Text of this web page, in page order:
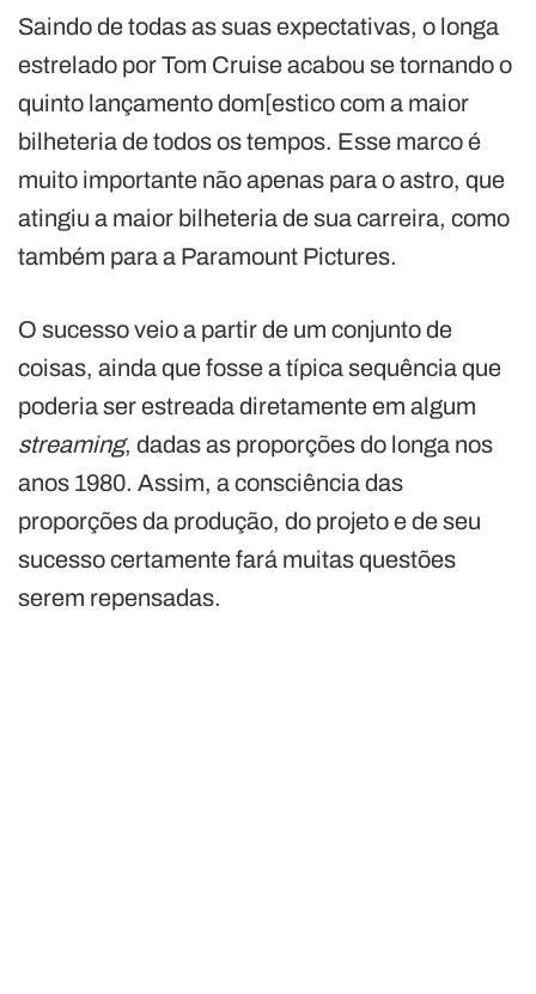
Saindo de todas as suas expectativas, o longa
estrelado por Tom Cruise acabou se tornando o
quinto lançamento dom[estico com a maior
bilheteria de todos os tempos. Esse marco é
muito importante não apenas para o astro, que
atingiu a maior bilheteria de sua carreira, como
também para a Paramount Pictures.
O sucesso veio a partir de um conjunto de
coisas, ainda que fosse a típica sequência que
poderia ser estreada diretamente em algum
streaming, dadas as proporções do longa nos
anos 1980. Assim, a consciência das
proporções da produção, do projeto e de seu
sucesso certamente fará muitas questões
serem repensadas.